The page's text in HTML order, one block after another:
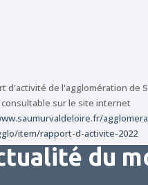
d'activité de l'agglomération de
sur le site internet
item/rapport-d-activite-2022
du